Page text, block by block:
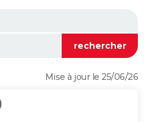
Mise à jour le 25/06/26